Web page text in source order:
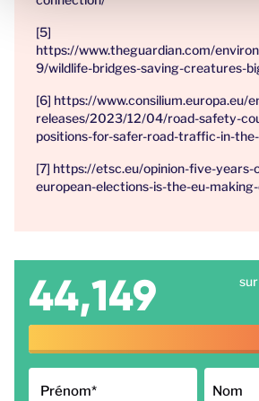
[5]
https://www.theguardian.com/
9/wildlife-bridges-saving-creatures-
[6] https://www.consilium.europa.eu/
releases/2023/12/04/road-safety-
positions-for-safer-road-traffic-in-
[7] https://etsc.eu/opinion-five-
european-elections-is-the-eu-
44,149
Prénom* Nom